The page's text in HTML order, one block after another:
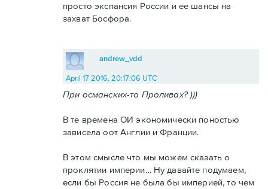
просто экспансия России и ее шансы на
захват Босфора.
andrew_vdd
April 17 2016, 20:17:06 UTC
При османских-то Проливах? )))
В те времена ОИ экономически поностью
зависела оот Англии и Франции.
В этом смысле что мы можем сказать о
проклятии империи… Ну давайте подумаем,
если бы Россия не была бы империей, то чем